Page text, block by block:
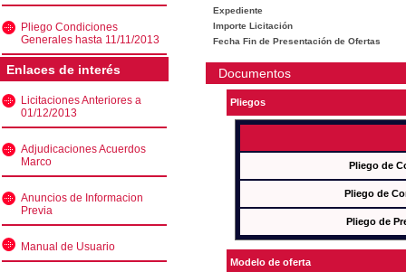
Pliego Condiciones
Generales hasta 11/11/2013
Enlaces de interés
Licitaciones Anteriores a
01/12/2013
Adjudicaciones Acuerdos
Marco
Anuncios de Informacion
Previa
Manual de Usuario
Expediente
Importe Licitación
Fecha Fin de Presentación de Ofertas
Documentos
Pliegos
Pliego de
Pliego de
Pliego de
Modelo de oferta